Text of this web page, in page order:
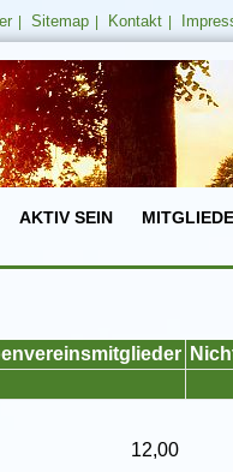
Sitemap Kontakt
AKTIV SEIN
12,00